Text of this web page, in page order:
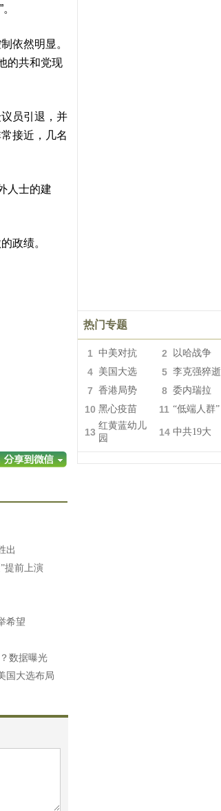
依然明显。
的共和党现
员引退，并
接近，几名
人士的建
政绩。
出
提前上演
希望
数据曝光
国大选布局
热门专题
1 中美对抗 2 以哈战争
4 美国大选 5 李克强猝逝
7 香港局势 8 委内瑞拉
10 黑心疫苗 11 “低端人群”
13
红黄蓝幼儿
园
14 中共19大